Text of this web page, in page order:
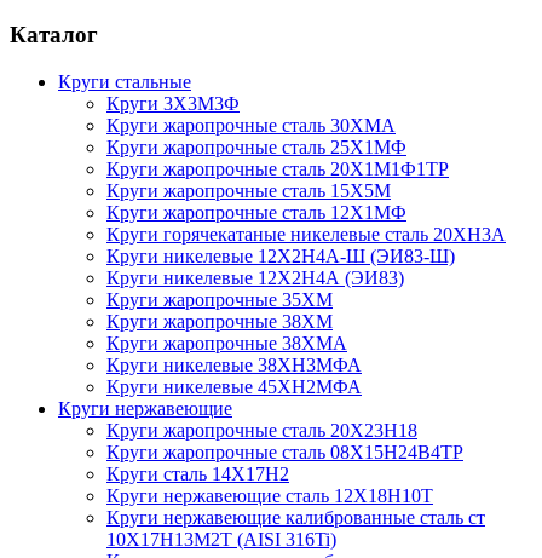
Каталог
Круги стальные
Круги 3Х3М3Ф
Круги жаропрочные сталь 30ХМА
Круги жаропрочные сталь 25Х1МФ
Круги жаропрочные сталь 20Х1М1Ф1ТР
Круги жаропрочные сталь 15Х5М
Круги жаропрочные сталь 12Х1МФ
Круги горячекатаные никелевые сталь 20ХН3А
Круги никелевые 12Х2Н4А-Ш (ЭИ83-Ш)
Круги никелевые 12Х2Н4А (ЭИ83)
Круги жаропрочные 35ХМ
Круги жаропрочные 38ХМ
Круги жаропрочные 38ХМА
Круги никелевые 38XH3MФА
Круги никелевые 45ХН2МФА
Круги нержавеющие
Круги жаропрочные сталь 20Х23Н18
Круги жаропрочные сталь 08Х15Н24В4ТР
Круги сталь 14Х17Н2
Круги нержавеющие сталь 12Х18Н10Т
Круги нержавеющие калиброванные сталь ст
10Х17Н13М2Т (AISI 316Ti)